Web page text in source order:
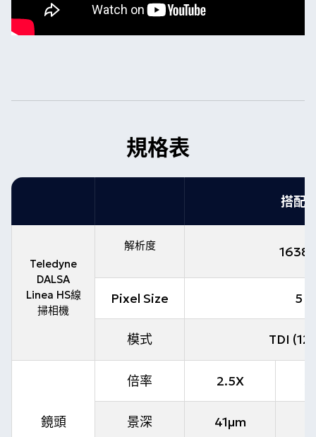
規格表
搭配
Teledyne
DALSA
Linea HS線
掃相機
解析度
Pixel Size 5 x
模式 TDI
鏡頭
倍率 2.5X
景深 41µm